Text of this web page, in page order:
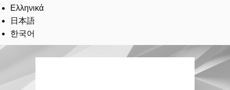
Ελληνικά
日本語
한국어